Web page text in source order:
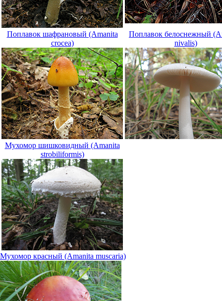
Поплавок шафрановый (Amanita
crocea)
Поплавок белоснежный
nivalis)
Мухомор шишковидный (Amanita
strobiliformis)
Мухомор красный (Amanita muscaria)